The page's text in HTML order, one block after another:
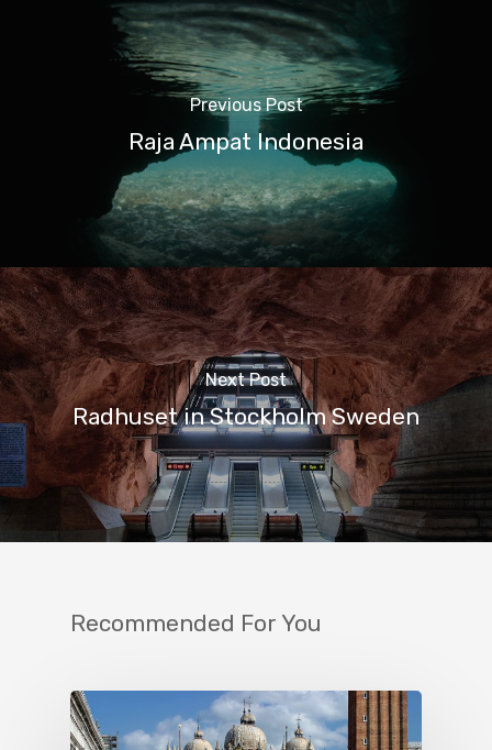
Previous Post
Raja Ampat Indonesia
Next Post
Radhuset in Stockholm Sweden
Recommended For You